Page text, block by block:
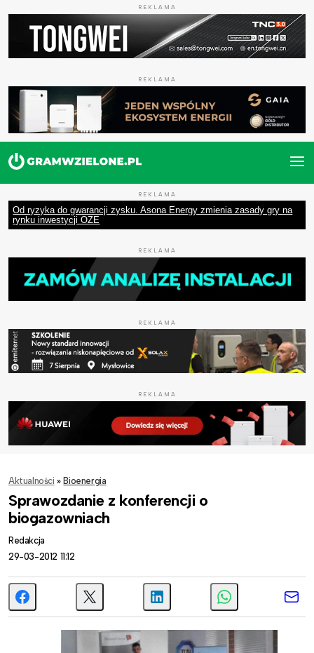
REKLAMA
REKLAMA
REKLAMA
Od ryzyka do gwarancji zysku. Asona Energy zmienia zasady gry na
rynku inwestycji OZE
REKLAMA
REKLAMA
REKLAMA
Aktualności » Bioenergia
Sprawozdanie z konferencji o
biogazowniach
Redakcja
29-03-2012 11:12